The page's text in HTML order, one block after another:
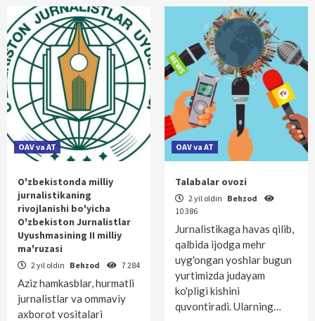
OAV va AT
O'zbekistonda milliy
jurnalistikaning
rivojlanishi bo'yicha
O'zbekiston Jurnalistlar
Uyushmasining II milliy
ma'ruzasi
2 yil oldin Behzod 7 284
Aziz hamkasblar, hurmatli
jurnalistlar va ommaviy
axborot vositalari
OAV va AT
Talabalar ovozi
2 yil oldin Behzod
10 386
Jurnalistikaga havas qilib,
qalbida ijodga mehr
uyg'ongan yoshlar bugun
yurtimizda judayam
ko'pligi kishini
quvontiradi. Ularning…